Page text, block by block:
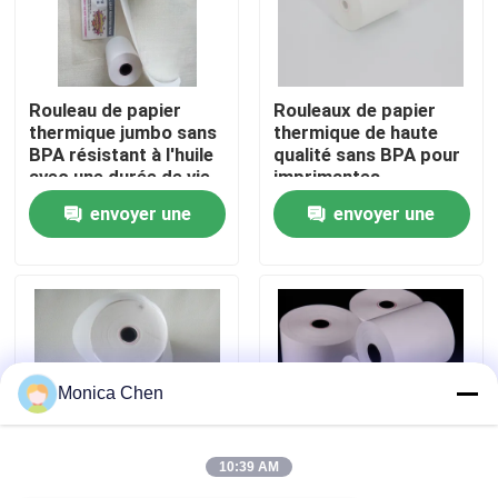
Visite de l'usine
Contrôle de la qualité
Nous contacter
Petit pain enorme de papier thermosensible
Petit pain de papier thermosensible de position
Rouleau de papier
thermique jumbo sans
BPA résistant à l'huile
avec une durée de vie
d'image de plus de 5
ans pour reçus de
point de vente
envoyer une
Rouleaux de papier
thermique de haute
qualité sans BPA pour
imprimantes
POS/ATM
envoyer une
Monica Chen
10:39 AM